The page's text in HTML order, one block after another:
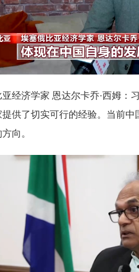
经济学家 恩达尔卡乔·西姆：
供了切实可行的经验。当前
向。